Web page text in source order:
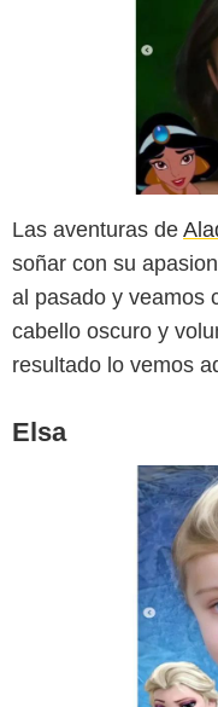
Las aventuras de
soñar con su
al pasado y veamos
cabello oscuro y
resultado lo vemos
Elsa